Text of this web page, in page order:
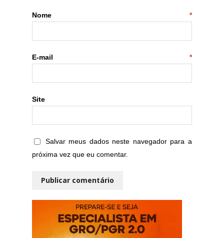
Nome *
E-mail *
Site
Salvar meus dados neste navegador para a
próxima vez que eu comentar.